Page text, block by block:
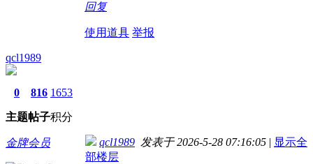
回复
使用道具 举报
qcl1989
0
主题
816
帖子
1653
积分
金牌会员 qcl1989 发表于 2026-5-28 07:16:05 | 显示全
部楼层